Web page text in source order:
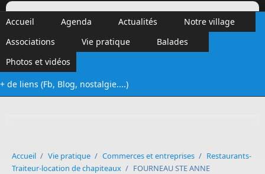
Vinalmont
Accueil Agenda Actualités
Notre village
Associations
Vie pratique
Balades
Photos et vidéos
+ de liens (Fb, Blog, nostalgie....)
Accueil / Vie pratique / Commerces et entreprises / Restaurants-
Traiteur-location de chapiteaux / FOURNEAU STE ANNE